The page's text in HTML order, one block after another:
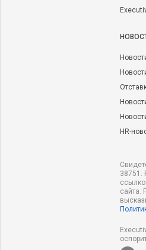
HR-
38751.
сайта.